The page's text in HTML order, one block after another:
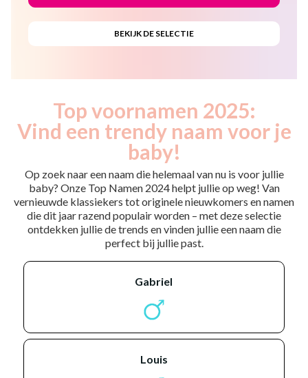
Top voornamen 2025:
Vind een trendy naam voor je
baby!
Op zoek naar een naam die helemaal van nu is voor jullie
baby? Onze Top Namen 2024 helpt jullie op weg! Van
vernieuwde klassiekers tot originele nieuwkomers en namen
die dit jaar razend populair worden – met deze selectie
ontdekken jullie de trends en vinden jullie een naam die
perfect bij jullie past.
gabriel
louis